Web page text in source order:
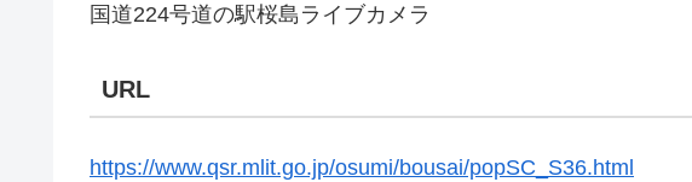
国道224号道の駅桜島ライブカメラ
URL
https://www.qsr.mlit.go.jp/osumi/bousai/popSC_S36.html